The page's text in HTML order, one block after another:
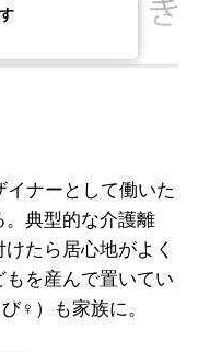
ナーとして働いた
典型的な介護離
たら居心地がよく
を産んで置いてい
♀）も家族に。